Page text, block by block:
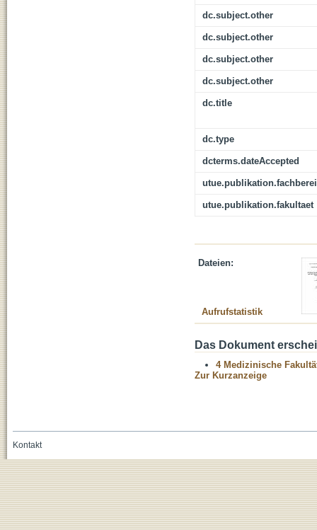
dc.subject.other
dc.subject.other
dc.subject.other
dc.subject.other
dc.title
dc.type
dcterms.dateAccepted
utue.publikation.fakultaet
Dateien:
Aufrufstatistik
Das Dokument
4 Medizinische
Zur Kurzanzeige
Kontakt